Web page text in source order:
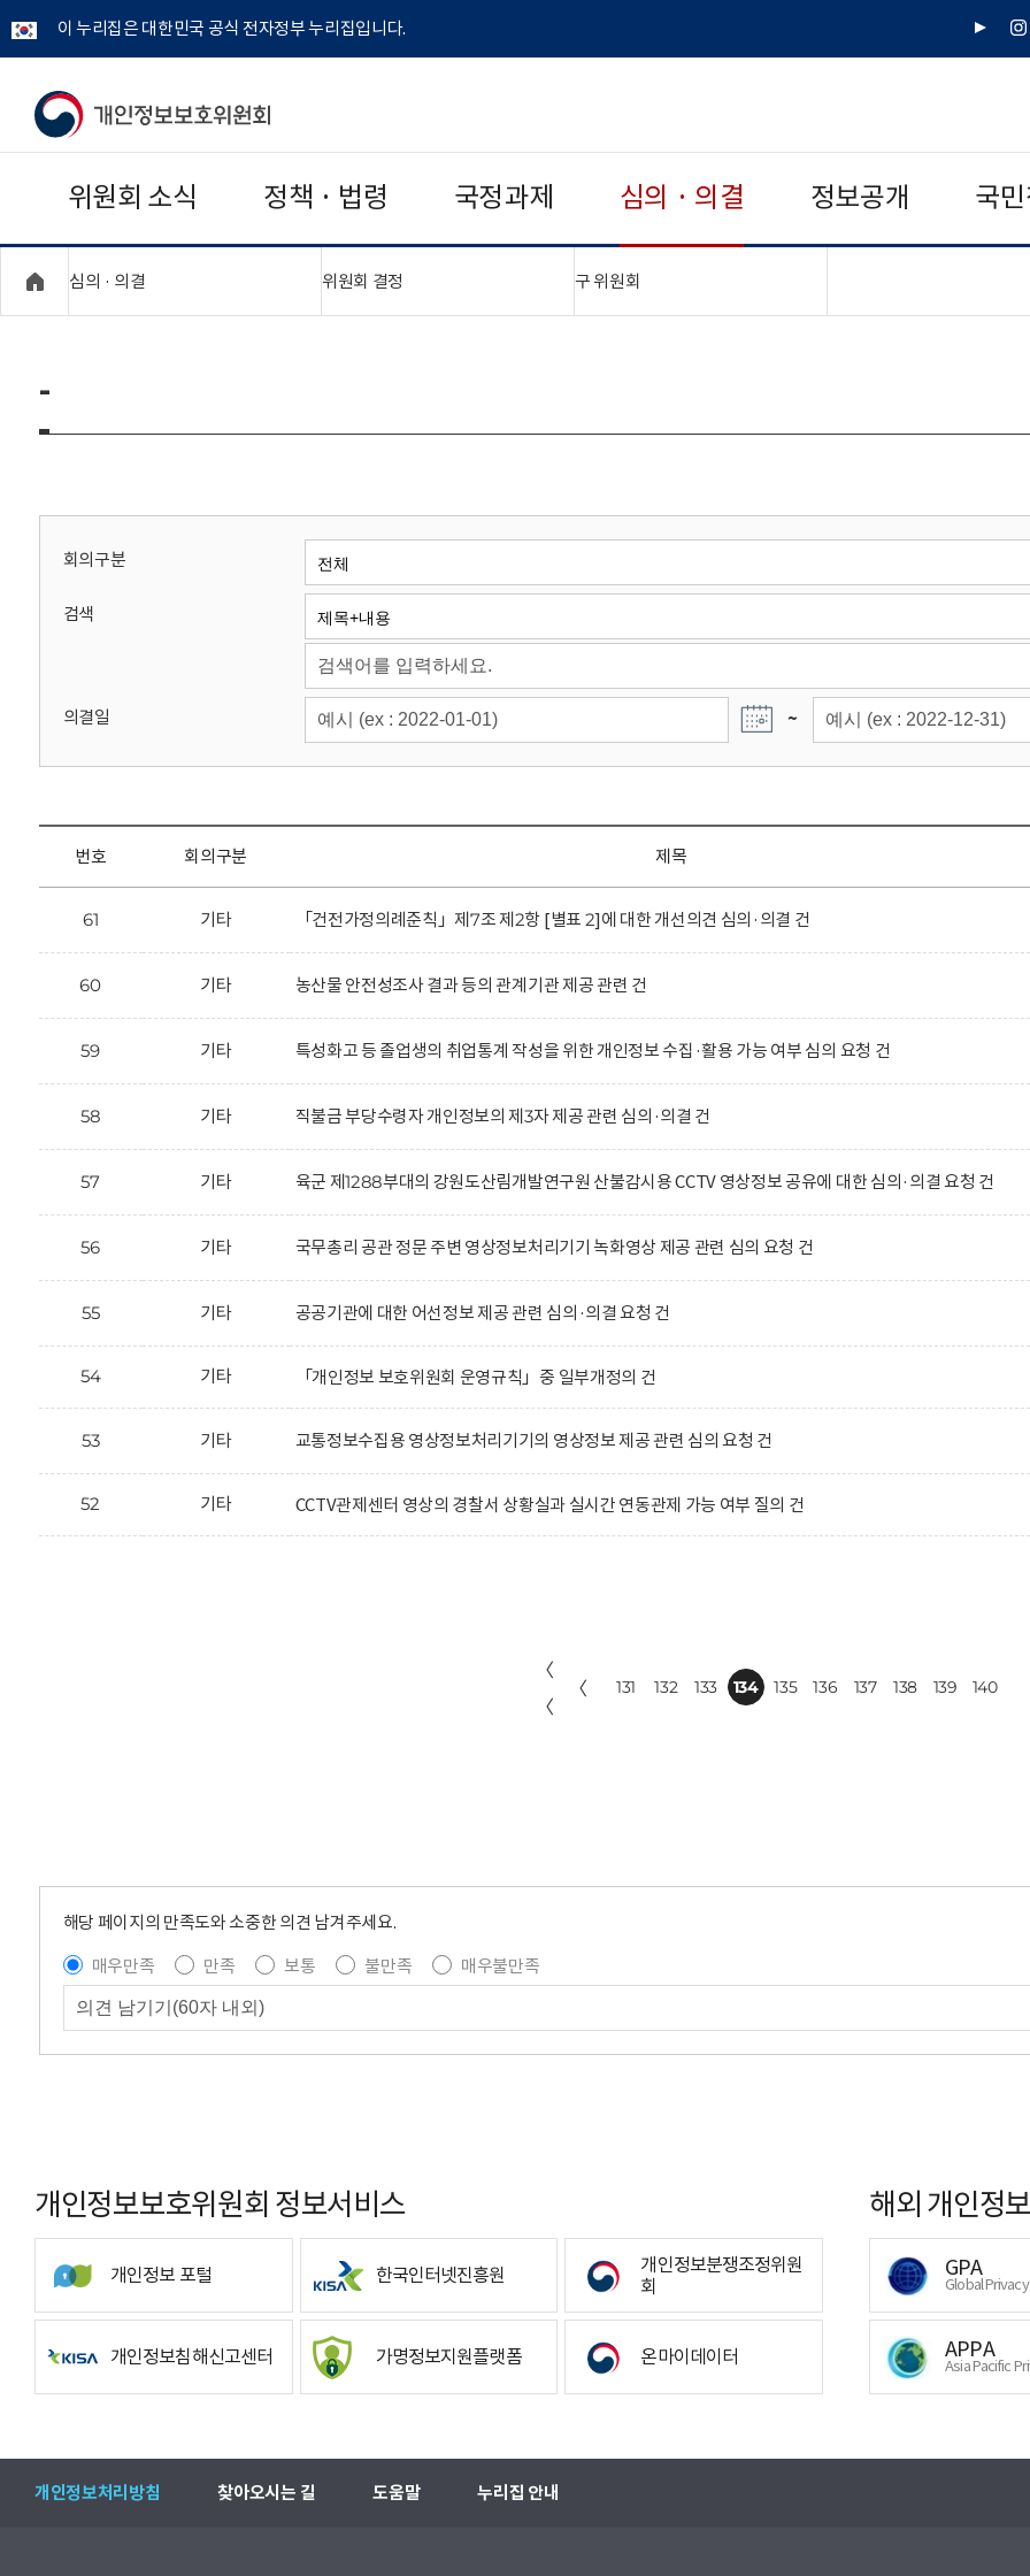
이 누리집은 대한민국 공식 전자정부 누리집입니다.
유
인
개
보
보
위
회
위원회 소식 정책 · 법령 국정과제 심의 · 의결 정보공개 국
심의 · 의결 위원회 결정 구 위원회
-
회의구분
검색
의결일 ~
번호 회의구분 제목
61 기타 「건전가정의례준칙」제7조 제2항 [별표 2]에 대한 개선의견 심의·의결 건
60 기타 농산물 안전성조사 결과 등의 관계기관 제공 관련 건
59 기타 특성화고 등 졸업생의 취업통계 작성을 위한 개인정보 수집·활용 가능 여부 심의 요청 건
58 기타 직불금 부당수령자 개인정보의 제3자 제공 관련 심의·의결 건
57 기타 육군 제1288부대의 강원도산림개발연구원 산불감시용 CCTV 영상정보 공유에 대한 심의·의결 요청 건
56 기타 국무총리 공관 정문 주변 영상정보처리기기 녹화영상 제공 관련 심의 요청 건
55 기타 공공기관에 대한 어선정보 제공 관련 심의·의결 요청 건
54 기타 「개인정보 보호위원회 운영규칙」중 일부개정의 건
53 기타 교통정보수집용 영상정보처리기기의 영상정보 제공 관련 심의 요청 건
52 기타 CCTV관제센터 영상의 경찰서 상황실과 실시간 연동관제 가능 여부 질의 건
〈
〈
〈 131 132 133 134 135 136 137 138 139 140
해당 페이지의 만족도와 소중한 의견 남겨주세요.
매우만족
만족 보통 불만족 매우불만족
개인정보보호위원회 정보서비스
개인정보 포털 한국인터넷진흥원
개인정보분쟁조정위원
회
개인정보침해신고센터 가명정보지원플랫폼 온마이데이터
해외 개인정
GPA
Global
APPA
Asia Pacific
개인정보처리방침 찾아오시는 길 도움말 누리집 안내